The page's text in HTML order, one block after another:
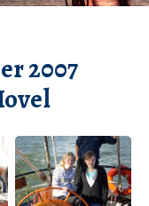
2007